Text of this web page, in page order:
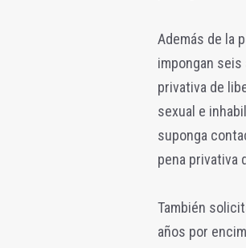
Además de la
impongan
privativa de
sexual e
suponga
pena privativa
También
años por